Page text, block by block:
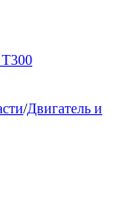
/Двигатель и